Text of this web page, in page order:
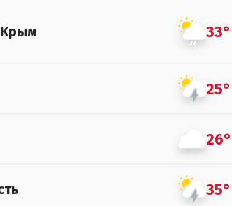
33°
25°
26°
35°